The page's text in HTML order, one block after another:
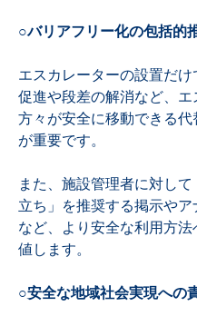
○バリアフリー化の包括的
エスカレーターの設置だ
促進や段差の解消など、
方々が安全に移動できる
が重要です。
また、施設管理者に対し
立ち」を推奨する掲示や
など、より安全な利用方
値します。
○安全な地域社会実現への